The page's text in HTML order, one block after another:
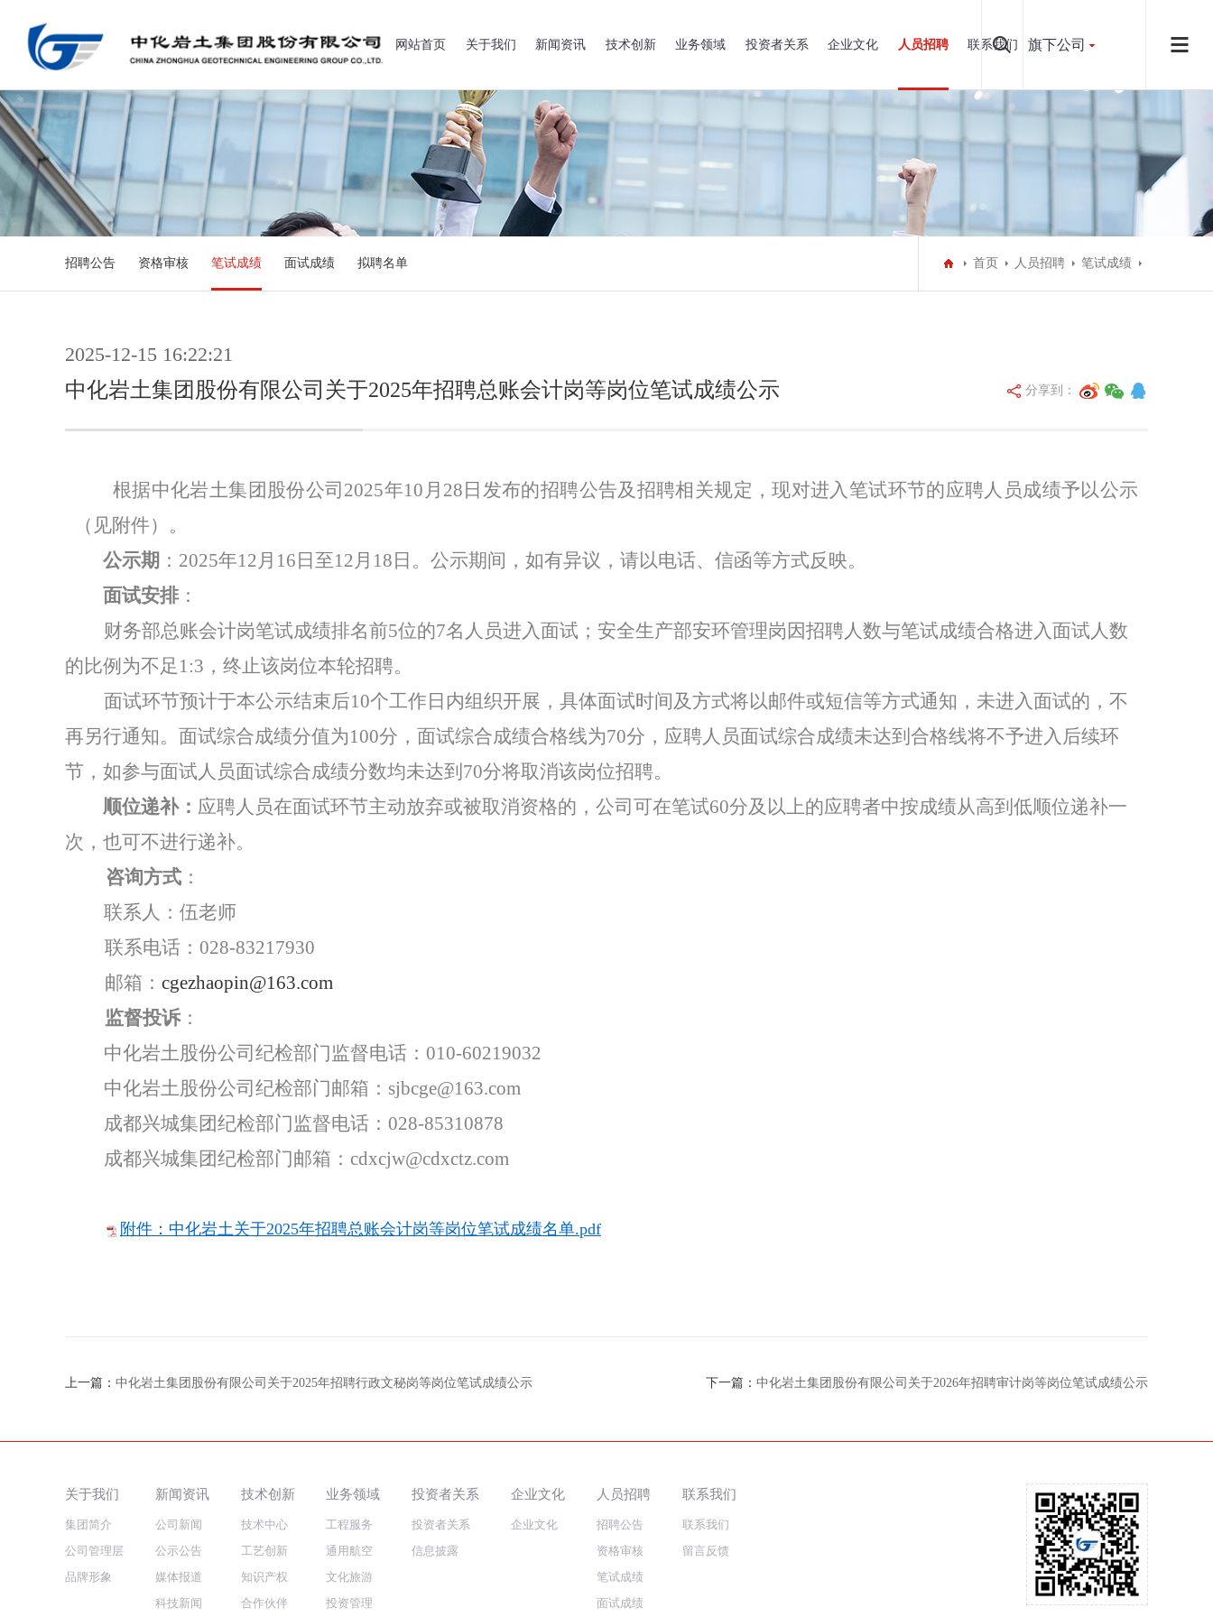
网站首页 关于我们 新闻资讯 技术创新 业务领域 投资者关系 企业文化 人员招聘 联系我们 旗下公司
招聘公告 资格审核 笔试成绩 面试成绩 拟聘名单 首页 人员招聘 笔试成绩
2025-12-15 16:22:21
中化岩土集团股份有限公司关于2025年招聘总账会计岗等岗位笔试成绩公示 分享到：
根据中化岩土集团股份公司 2025年10 月 28 日发布的招聘公告及招聘相关规定，现对进入笔试环节的应聘人员成绩予以公示
（见附件）。
公示期 ： 2025年12月 16 日至12月 18 日 。 公示期间，如有异议，请以电话、信函等方式反映。
面试安排：
财务部总账会计岗笔试成绩排名前5位的7名人员进入面试；安全生产部安环管理岗因招聘人数与笔试成绩合格进入面试人数
的比例为不足 1:3 ，终止该岗位本轮招聘。
面试环节预计于本公示结束后10个工作日内组织开展，具体面试时间及方式将以邮件或短信等方式通知，未进入面试的，不
再另行通知。面试综合成绩分值为100分，面试综合成绩合格线为70分，应聘人员面试综合成绩未达到合格线将不予进入后续环
节，如参与面试人员面试综合成绩分数均未达到 70分将取消该岗位招聘。
顺位递补： 应聘人员在面试环节主动放弃或被取消资格的，公司可在笔试60分及以上的应聘者中按成绩从高到低顺位递补一
次，也可不进行递补。
咨询方式 ：
联系人： 伍老师
联系电话 ： 028-83217930
邮箱 ： cgezhaopin@163.com
监督投诉：
中化岩土股份公司 纪检部门监督电话： 010-60219032
中化岩土股份公司纪检部门邮箱： sjbcge@163.com
成都兴城集团纪检部门监督电话： 028-85310878
成都兴城集团纪检部门邮箱： cdxcjw@cdxctz.com
附件：中化岩土关于2025年招聘总账会计岗等岗位笔试成绩名单.pdf
上一篇： 中化岩土集团股份有限公司关于2025年招聘行政文秘岗等岗位笔试成绩公示 下一篇： 中化岩土集团股份有限公司关于2026年招聘审计岗等岗位笔试成绩公示
关于我们
集团简介
公司管理层
品牌形象
新闻资讯
公司新闻
公示公告
媒体报道
科技新闻
技术创新
技术中心
工艺创新
知识产权
合作伙伴
业务领域
工程服务
通用航空
文化旅游
投资管理
投资者关系
投资者关系
信息披露
企业文化
企业文化
人员招聘
招聘公告
资格审核
笔试成绩
面试成绩
联系我们
联系我们
留言反馈